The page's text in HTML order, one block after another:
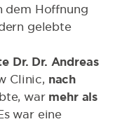
dem Hoffnung
gelebte
Dr. Dr. Andreas
Clinic, nach
war mehr als
war eine